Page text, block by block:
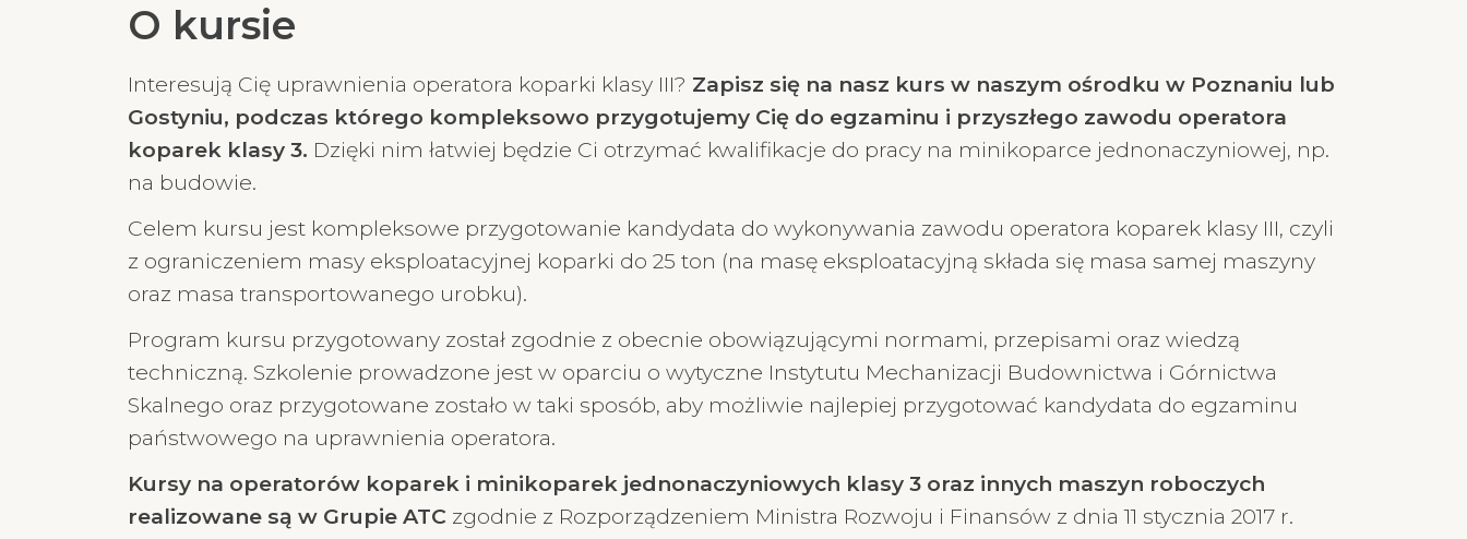
O kursie
Interesują Cię uprawnienia operatora koparki klasy III? Zapisz się na nasz kurs w naszym ośrodku w Poznaniu lub
Gostyniu, podczas którego kompleksowo przygotujemy Cię do egzaminu i przyszłego zawodu operatora
koparek klasy 3. Dzięki nim łatwiej będzie Ci otrzymać kwalifikacje do pracy na minikoparce jednonaczyniowej, np.
na budowie.
Celem kursu jest kompleksowe przygotowanie kandydata do wykonywania zawodu operatora koparek klasy III, czyli
z ograniczeniem masy eksploatacyjnej koparki do 25 ton (na masę eksploatacyjną składa się masa samej maszyny
oraz masa transportowanego urobku).
Program kursu przygotowany został zgodnie z obecnie obowiązującymi normami, przepisami oraz wiedzą
techniczną. Szkolenie prowadzone jest w oparciu o wytyczne Instytutu Mechanizacji Budownictwa i Górnictwa
Skalnego oraz przygotowane zostało w taki sposób, aby możliwie najlepiej przygotować kandydata do egzaminu
państwowego na uprawnienia operatora.
Kursy na operatorów koparek i minikoparek jednonaczyniowych klasy 3 oraz innych maszyn roboczych
realizowane są w Grupie ATC zgodnie z Rozporządzeniem Ministra Rozwoju i Finansów z dnia 11 stycznia 2017 r.